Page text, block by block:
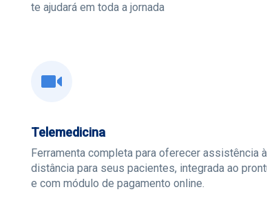
te ajudará em toda a jornada
Telemedicina
Ferramenta completa para oferecer assistência à
distância para seus pacientes, integrada ao
e com módulo de pagamento online.